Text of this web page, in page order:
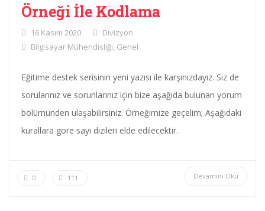
Örneği İle Kodlama
16 Kasım 2020
Divizyon
Bilgisayar Mühendisliği, Genel
Eğitime destek serisinin yeni yazısı ile karşınızdayız. Siz de
sorularınız ve sorunlarınız için bize aşağıda bulunan yorum
bölümünden ulaşabilirsiniz. Örneğimize geçelim; Aşağıdaki
kurallara göre sayı dizileri elde edilecektir.
Devamını Oku
0 111